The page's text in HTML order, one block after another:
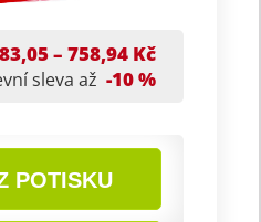
– 758,94 Kč
sleva až -10 %
POTISKU